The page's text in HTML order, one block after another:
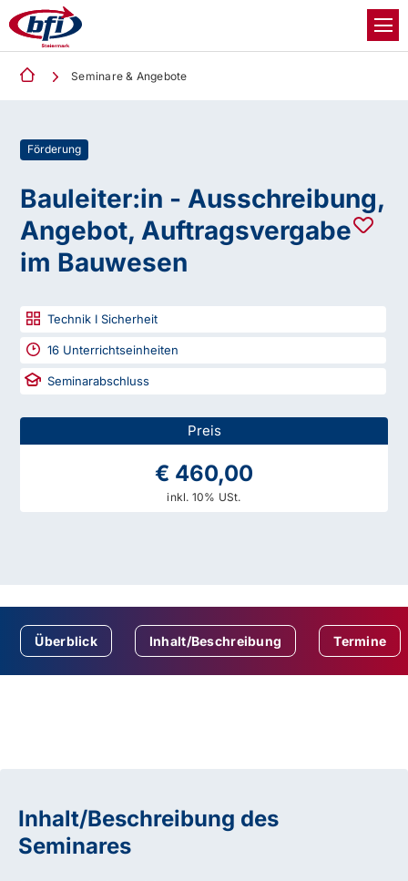
Seminare & Angebote
Förderung
Bauleiter:in - Ausschreibung,
Angebot, Auftragsvergabe
im Bauwesen
Technik I Sicherheit
16 Unterrichtseinheiten
Seminarabschluss
Preis
€ 460,00
inkl. 10% USt.
Überblick Inhalt/Beschreibung Termine
Inhalt/Beschreibung des
Seminares